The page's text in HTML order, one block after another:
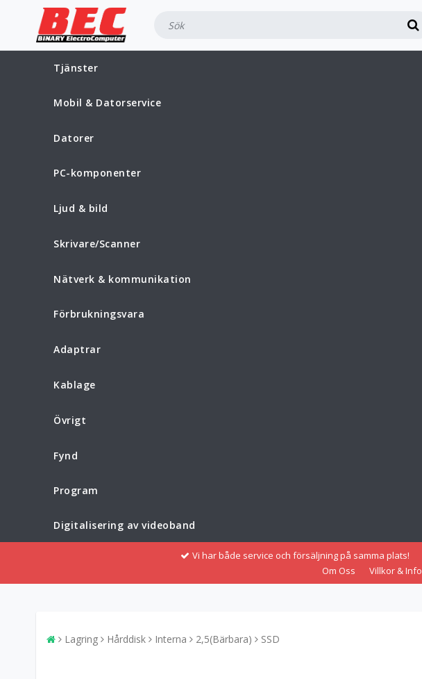
Tjänster
Mobil & Datorservice
Datorer
PC-komponenter
Ljud & bild
Skrivare/Scanner
Nätverk & kommunikation
Förbrukningsvara
Adaptrar
Kablage
Övrigt
Fynd
Program
Digitalisering av videoband
Vi har både service och försäljning på samma plats!
Om Oss
Villkor & Info
Lagring Hårddisk Interna 2,5(Bärbara) SSD